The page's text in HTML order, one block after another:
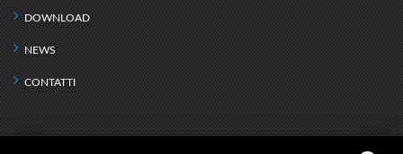
DOWNLOAD
NEWS
CONTATTI